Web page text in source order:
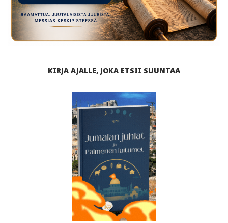
KIRJA AJALLE, JOKA ETSII SUUNTAA